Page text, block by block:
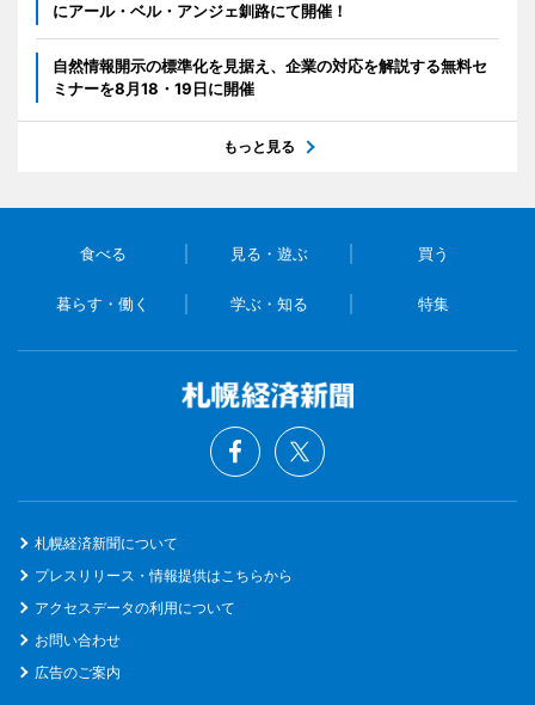
にアール・ベル・アンジェ釧路にて開催！
自然情報開示の標準化を見据え、企業の対応を解説する無料セ
ミナーを8月18・19日に開催
もっと見る
食べる 見る・遊ぶ 買う
暮らす・働く 学ぶ・知る 特集
札幌経済新聞について
プレスリリース・情報提供はこちらから
アクセスデータの利用について
お問い合わせ
広告のご案内